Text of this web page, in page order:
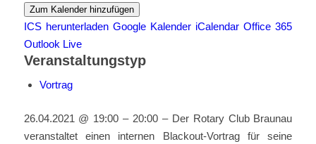
Zum Kalender hinzufügen
ICS herunterladen Google Kalender iCalendar Office 365
Outlook Live
Veranstaltungstyp
Vortrag
26.04.2021 @ 19:00 – 20:00 – Der Rotary Club Braunau
veranstaltet einen internen Blackout-Vortrag für seine